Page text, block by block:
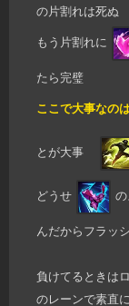
の片割れは死ぬ
もう片割れに
たら完璧
ここで大事なの
とが大事
どうせ
んだからフラッ
負けてるときは
のレーンで素直